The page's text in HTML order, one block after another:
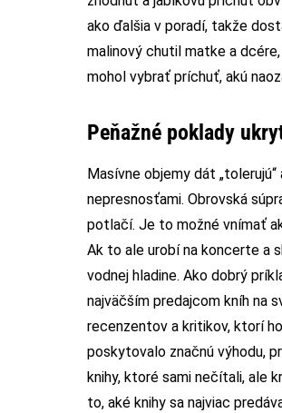
ako ďalšia v poradí, takže
malinový chutil matke a
mohol vybrať príchuť, akú
Peňažné poklady
Masívne objemy dát
nepresnosťami. Obrovská
potlačí. Je to možné vnímať
Ak to ale urobí na koncerte a
vodnej hladine. Ako dobrý
najväčším predajcom kníh na
recenzentov a kritikov, ktorí
poskytovalo značnú výhodu,
knihy, ktoré sami nečítali, ale
to, aké knihy sa najviac